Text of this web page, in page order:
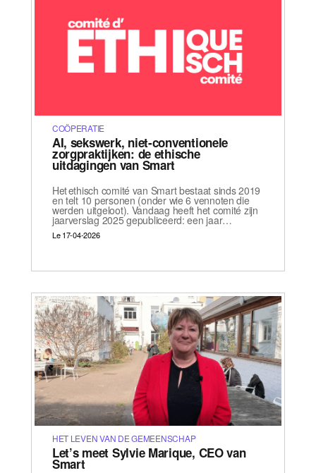
COÖPERATIE
AI, sekswerk, niet-conventionele
zorgpraktijken: de ethische
uitdagingen van Smart
Het ethisch comité van Smart bestaat sinds 2019
en telt 10 personen (onder wie 6 vennoten die
werden uitgeloot). Vandaag heeft het comité zijn
jaarverslag 2025 gepubliceerd: een jaar…
Le 17-04-2026
HET LEVEN VAN DE GEMEENSCHAP
Let’s meet Sylvie Marique, CEO van
Smart